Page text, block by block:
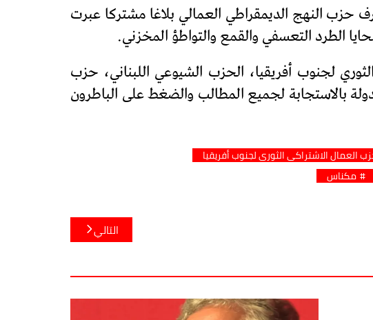
حزب النهج الديمقراطي العمالي بلاغا مشتركا عبرت
التعسفي والقمع والتواطؤ المخزني.
لجنوب أفريقيا، الحزب الشيوعي اللبناني، حزب
بالاستجابة لجميع المطالب والضغط على الباطرون
العمال الاشتراكي الثوري لجنوب أفريقيا
مكناس
التالي